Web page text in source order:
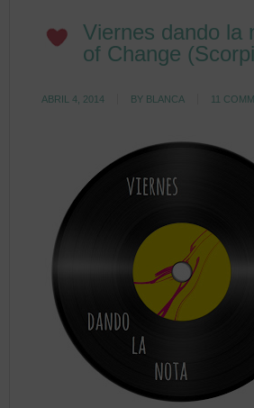
Viernes dando la
of Change
ABRIL 4, 2014 BY BLANCA 11